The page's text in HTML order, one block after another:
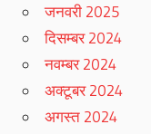
जनवरी 2025
दिसम्बर 2024
नवम्बर 2024
अक्टूबर 2024
अगस्त 2024